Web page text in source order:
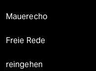
Mauerecho
Freie Rede
reingehen